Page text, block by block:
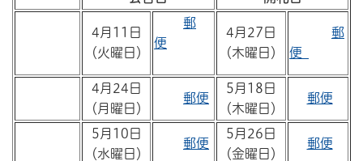
4月11日
（火曜日）
郵
便
4月27日
（木曜日）
郵
便
4月24日
（月曜日）
郵便
5月18日
（木曜日）
郵便
5月10日
（水曜日）
郵便
5月26日
（金曜日）
郵便